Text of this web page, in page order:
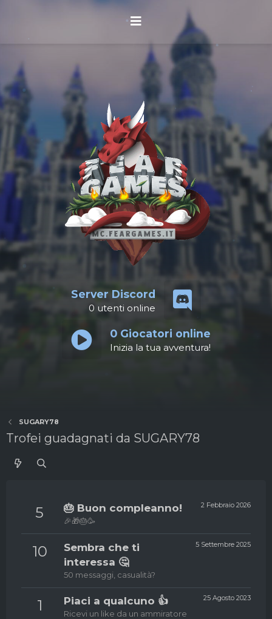
Server Discord
0 utenti online
0Giocatori online
Inizia la tua avventura!
SUGARY78
Trofei guadagnati da SUGARY78
5 2 Febbraio 2026
🎂 Buon compleanno!
🎉🎁🎂🥳
10 5 Settembre 2025
Sembra che ti
interessa 🤔
50 messaggi, casualità?
1 25 Agosto 2023
Piaci a qualcuno 👍
Ricevi un like da un ammiratore